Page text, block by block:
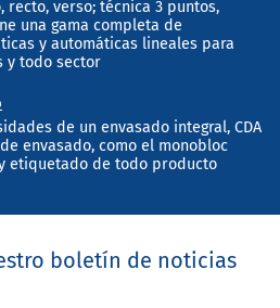
recto, verso; técnica 3 puntos,
una gama completa de
y automáticas lineales para
y todo sector
de un envasado integral, CDA
envasado, como el monobloc
etiquetado de todo producto
boletín de noticias